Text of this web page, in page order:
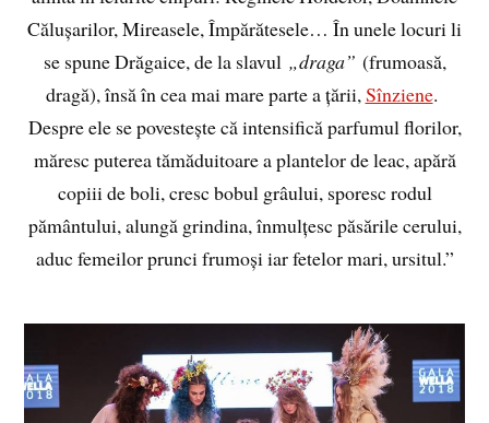
Călușarilor, Mireasele, Împărătesele… În unele locuri li
se spune Drăgaice, de la slavul „draga” (frumoasă,
dragă), însă în cea mai mare parte a țării,Sînziene.
Despre ele se povestește că intensifică parfumul florilor,
măresc puterea tămăduitoare a plantelor de leac, apără
copiii de boli, cresc bobul grâului, sporesc rodul
pământului, alungă grindina, înmulțesc păsările cerului,
aduc femeilor prunci frumoși iar fetelor mari, ursitul.”